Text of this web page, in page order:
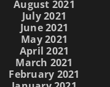
August 2021
July 2021
June 2021
May 2021
April 2021
March 2021
February 2021